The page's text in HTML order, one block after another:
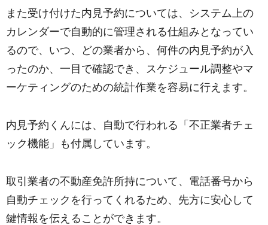
また受け付けた内見予約については、システム上の
カレンダーで自動的に管理される仕組みとなってい
るので、いつ、どの業者から、何件の内見予約が入
ったのか、一目で確認でき、スケジュール調整やマ
ーケティングのための統計作業を容易に行えます。
内見予約くんには、自動で行われる「不正業者チェ
ック機能」も付属しています。
取引業者の不動産免許所持について、電話番号から
自動チェックを行ってくれるため、先方に安心して
鍵情報を伝えることができます。